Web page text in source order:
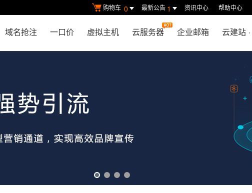
购物车 0 最新公告 1 资讯中心 帮助中心
域名抢注 一口价 虚拟主机 云服务器 企业邮箱 云建站 ·